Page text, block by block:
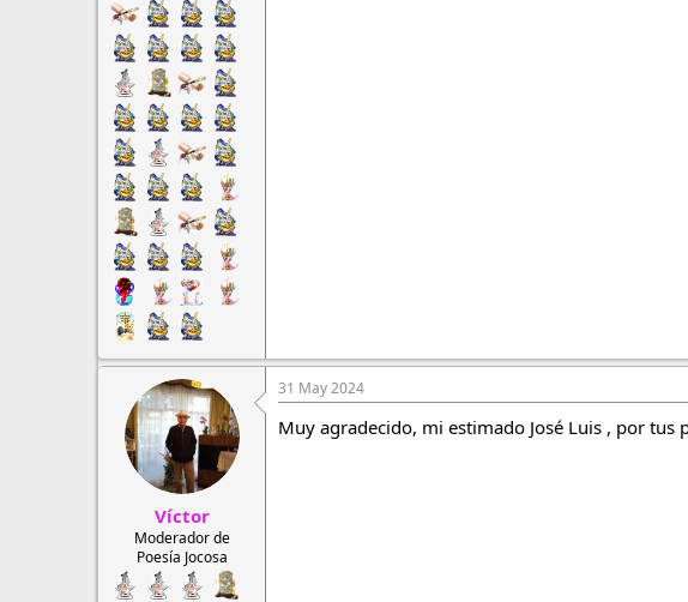
Víctor
Moderador de
Poesía Jocosa
31 May 2024
Muy agradecido, mi estimado José Luis , por tus